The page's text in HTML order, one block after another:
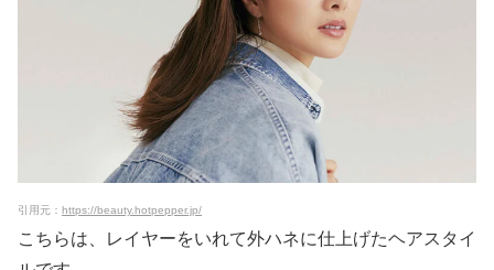
引用元： https://beauty.hotpepper.jp/
こちらは、レイヤーをいれて外ハネに仕上げたヘアスタイ